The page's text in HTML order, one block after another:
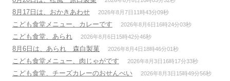
8月17日は、おかきあわせ 2026年8月7日11時43分09秒
こども食堂メニュー、カレーです 2026年8月6日16時24分03秒
こども食堂、あられ 2026年8月6日15時42分46秒
8月6日は、あられ 森白製菓 2026年8月4日18時46分01秒
こども食堂メニュー、肉じゃがです 2026年8月3日16時17分33秒
こども食堂、チーズカレーのおせんべい 2026年8月3日15時49分56秒